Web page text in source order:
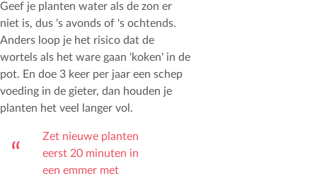
Geef je planten water als de zon er
niet is, dus 's avonds of 's ochtends.
Anders loop je het risico dat de
wortels als het ware gaan 'koken' in de
pot. En doe 3 keer per jaar een schep
voeding in de gieter, dan houden je
planten het veel langer vol.
Zet nieuwe planten
eerst 20 minuten in
een emmer met